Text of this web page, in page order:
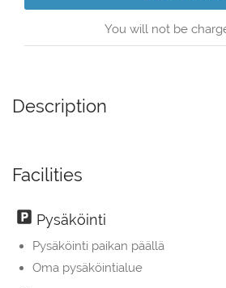
You will not be
Description
Facilities
Pysäköinti
Pysäköinti paikan päällä
Oma pysäköintialue